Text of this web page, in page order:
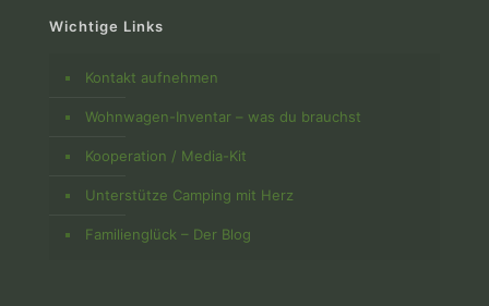
Wichtige Links
Kontakt aufnehmen
Wohnwagen-Inventar – was du brauchst
Kooperation / Media-Kit
Unterstütze Camping mit Herz
Familienglück – Der Blog